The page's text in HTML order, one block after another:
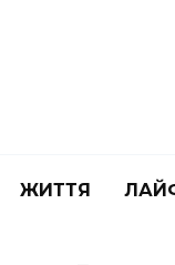
ЖИТТЯ